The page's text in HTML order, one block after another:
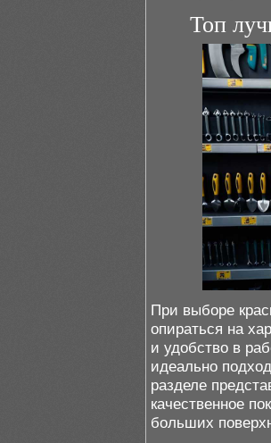
Топ
При выборе
опираться на
и удобство в
идеально
разделе
качественное
больших